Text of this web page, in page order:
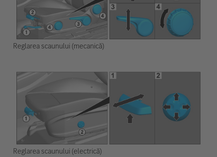
Reglarea scaunului (mecanică)
Reglarea scaunului (electrică)